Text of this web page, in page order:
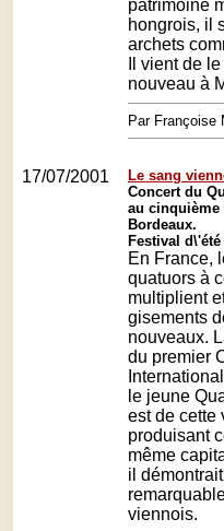
patrimoine
hongrois, il
archets
Il vient de
nouveau à
Par Françoise
17/07/2001
Le sang
Concert du
au cinquième
Bordeaux.
Festival
En France,
quatuors à
multiplient
gisements
nouveaux.
du premier
le jeune
est de cette
produisant
même
il
viennois.